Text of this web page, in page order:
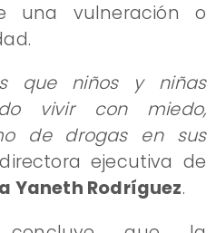
una vulneración o
que niños y niñas
vivir con miedo,
de drogas en sus
ejecutiva de
Yaneth Rodríguez.